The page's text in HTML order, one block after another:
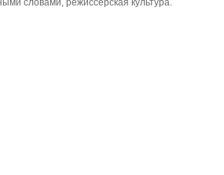
словами, режиссерская культура.